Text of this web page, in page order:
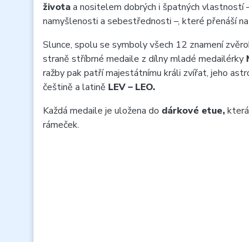
životaa nositelem dobrých i špatných vlastností
namyšlenosti a sebestřednosti –, které přenáší
Slunce, spolu se symboly všech 12 znamení
straně stříbrné medaile z dílny mladé medailérky
ražby pak patří majestátnímu králi zvířat, jeho
češtině a latině LEV – LEO.
Každá medaile je uložena do dárkové etue,
rámeček.